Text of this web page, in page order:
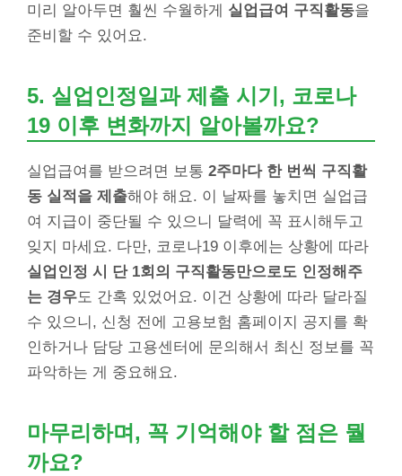
미리 알아두면 훨씬 수월하게 실업급여 구직활동을
준비할 수 있어요.
5. 실업인정일과 제출 시기, 코로나
19 이후 변화까지 알아볼까요?
실업급여를 받으려면 보통 2주마다 한 번씩 구직활
동 실적을 제출해야 해요. 이 날짜를 놓치면 실업급
여 지급이 중단될 수 있으니 달력에 꼭 표시해두고
잊지 마세요. 다만, 코로나19 이후에는 상황에 따라
실업인정 시 단 1회의 구직활동만으로도 인정해주
는 경우도 간혹 있었어요. 이건 상황에 따라 달라질
수 있으니, 신청 전에 고용보험 홈페이지 공지를 확
인하거나 담당 고용센터에 문의해서 최신 정보를 꼭
파악하는 게 중요해요.
마무리하며, 꼭 기억해야 할 점은 뭘
까요?